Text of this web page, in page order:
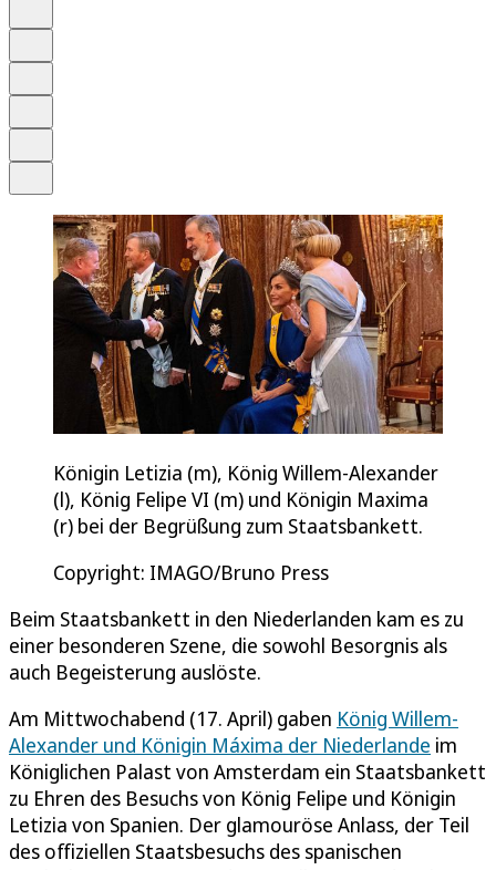
Königin Letizia (m), König Willem-Alexander
(l), König Felipe VI (m) und Königin Maxima
(r) bei der Begrüßung zum Staatsbankett.
Copyright: IMAGO/Bruno Press
Beim Staatsbankett in den Niederlanden kam es zu
einer besonderen Szene, die sowohl Besorgnis als
auch Begeisterung auslöste.
Am Mittwochabend (17. April) gaben König Willem-
Alexander und Königin Máxima der Niederlande im
Königlichen Palast von Amsterdam ein Staatsbankett
zu Ehren des Besuchs von König Felipe und Königin
Letizia von Spanien. Der glamouröse Anlass, der Teil
des offiziellen Staatsbesuchs des spanischen